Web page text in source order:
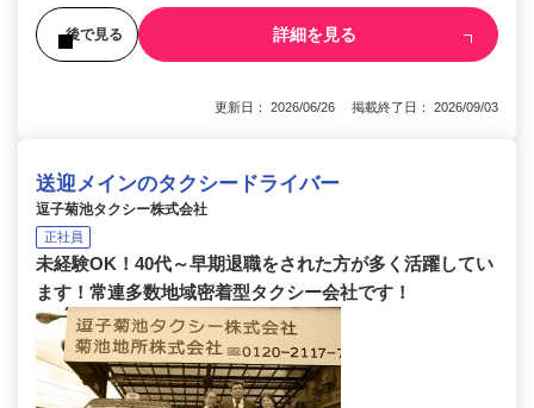
後で見る 詳細を見る
更新日： 2026/06/26 掲載終了日： 2026/09/03
送迎メインのタクシードライバー
逗子菊池タクシー株式会社
正社員
未経験OK！40代～早期退職をされた方が多く活躍してい
ます！常連多数地域密着型タクシー会社です！